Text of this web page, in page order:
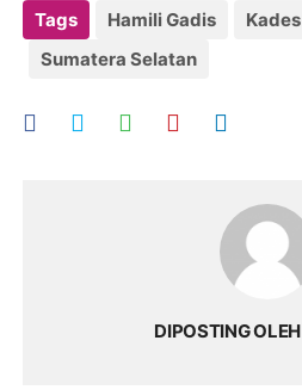
Tags Hamili Gadis Kades
Sumatera Selatan
DIPOSTING OLEH